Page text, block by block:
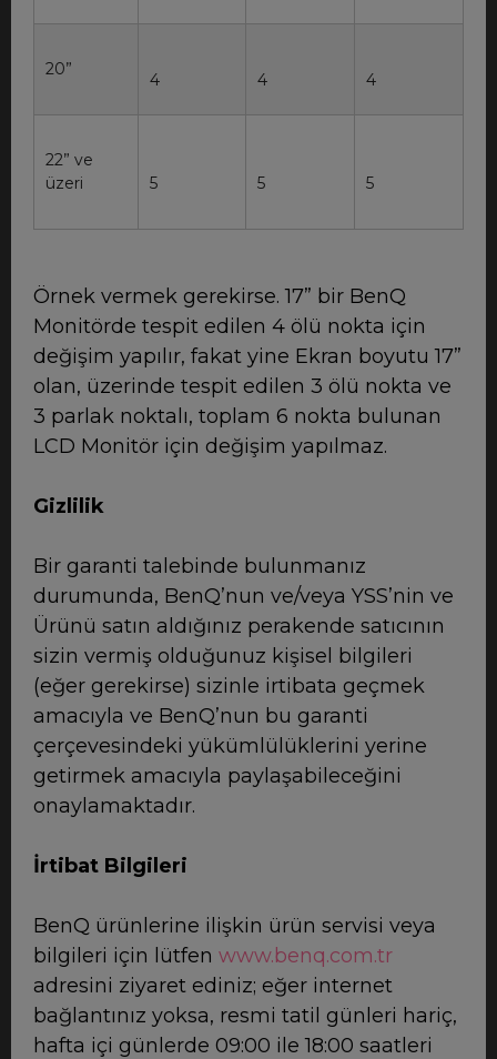
20”
4 4 4
22” ve
üzeri
5 5 5
Örnek vermek gerekirse. 17” bir BenQ
Monitörde tespit edilen 4 ölü nokta için
değişim yapılır, fakat yine Ekran boyutu 17”
olan, üzerinde tespit edilen 3 ölü nokta ve
3 parlak noktalı, toplam 6 nokta bulunan
LCD Monitör için değişim yapılmaz.
Gizlilik
Bir garanti talebinde bulunmanız
durumunda, BenQ’nun ve/veya YSS’nin ve
Ürünü satın aldığınız perakende satıcının
sizin vermiş olduğunuz kişisel bilgileri
(eğer gerekirse) sizinle irtibata geçmek
amacıyla ve BenQ’nun bu garanti
çerçevesindeki yükümlülüklerini yerine
getirmek amacıyla paylaşabileceğini
onaylamaktadır.
İrtibat Bilgileri
BenQ ürünlerine ilişkin ürün servisi veya
bilgileri için lütfen www.benq.com.tr
adresini ziyaret ediniz; eğer internet
bağlantınız yoksa, resmi tatil günleri hariç,
hafta içi günlerde 09:00 ile 18:00 saatleri